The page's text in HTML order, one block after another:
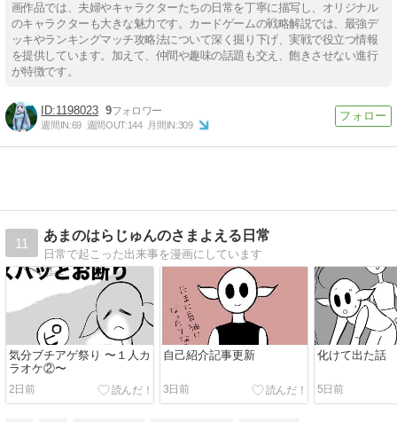
画作品では、夫婦やキャラクターたちの日常を丁寧に描写し、オリジナル
のキャラクターも大きな魅力です。カードゲームの戦略解説では、最強デ
ッキやランキングマッチ攻略法について深く掘り下げ、実戦で役立つ情報
を提供しています。加えて、仲間や趣味の話題も交え、飽きさせない進行
が特徴です。
1198023 9
週間IN:69 週間OUT:144 月間IN:309
11
あまのはらじゅんのさまよえる日常
日常で起こった出来事を漫画にしています
気分ブチアゲ祭り 〜１人カ
ラオケ②〜
2日前
自己紹介記事更新
3日前
化けて出た話
5日前